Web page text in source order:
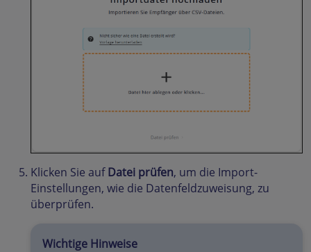
Klicken Sie aufDatei prüfen, um die Import-
Einstellungen, wie die Datenfeldzuweisung, zu
überprüfen.
Wichtige Hinweise